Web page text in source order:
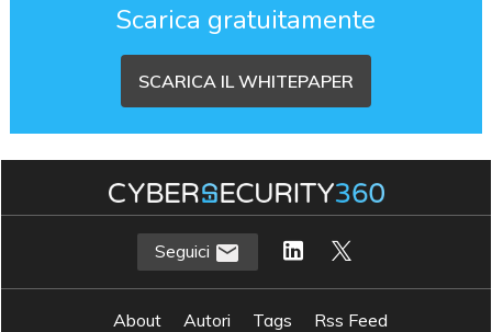
Scarica gratuitamente
SCARICA IL WHITEPAPER
Seguici
About Autori Tags
Rss Feed